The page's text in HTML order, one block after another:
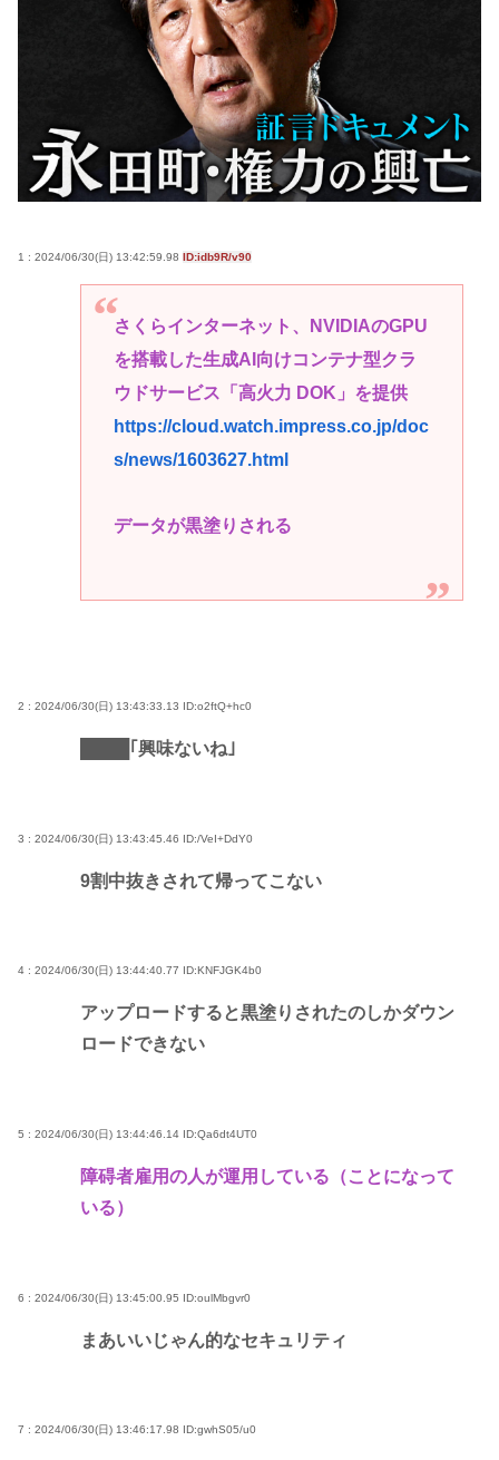
1 : 2024/06/30(日) 13:42:59.98 ID:idb9R/v90
さくらインターネット、NVIDIAのGPU
を搭載した生成AI向けコンテナ型クラ
ウドサービス「高火力 DOK」を提供
https://cloud.watch.impress.co.jp/doc
s/news/1603627.html
データが黒塗りされる
2 : 2024/06/30(日) 13:43:33.13 ID:o2ftQ+hc0
████｢興味ないね｣
3 : 2024/06/30(日) 13:43:45.46 ID:/VeI+DdY0
9割中抜きされて帰ってこない
4 : 2024/06/30(日) 13:44:40.77 ID:KNFJGK4b0
アップロードすると黒塗りされたのしかダウン
ロードできない
5 : 2024/06/30(日) 13:44:46.14 ID:Qa6dt4UT0
障碍者雇用の人が運用している（ことになって
いる）
6 : 2024/06/30(日) 13:45:00.95 ID:oulMbgvr0
まあいいじゃん的なセキュリティ
7 : 2024/06/30(日) 13:46:17.98 ID:gwhS05/u0